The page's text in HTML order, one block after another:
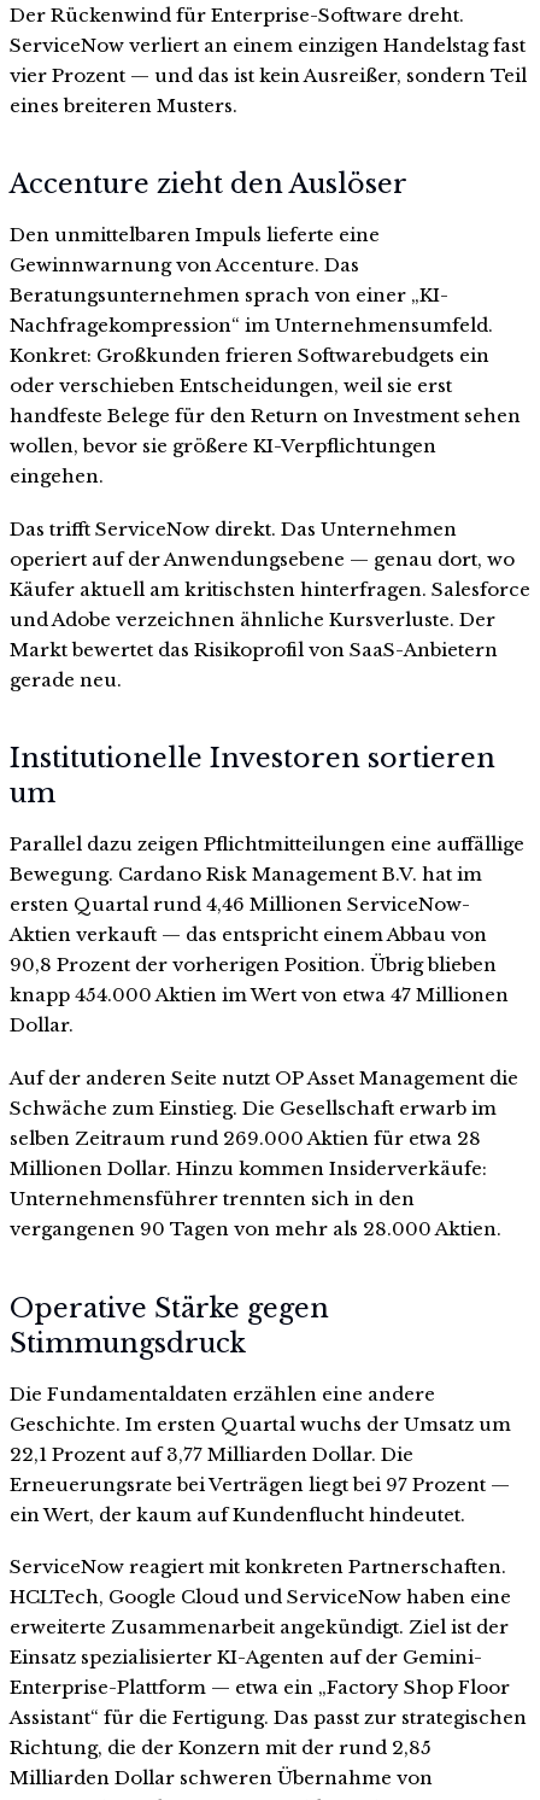
Der Rückenwind für Enterprise-Software dreht.
ServiceNow verliert an einem einzigen Handelstag fast
vier Prozent — und das ist kein Ausreißer, sondern Teil
eines breiteren Musters.
Accenture zieht den Auslöser
Den unmittelbaren Impuls lieferte eine
Gewinnwarnung von Accenture. Das
Beratungsunternehmen sprach von einer „KI-
Nachfragekompression“ im Unternehmensumfeld.
Konkret: Großkunden frieren Softwarebudgets ein
oder verschieben Entscheidungen, weil sie erst
handfeste Belege für den Return on Investment sehen
wollen, bevor sie größere KI-Verpflichtungen
eingehen.
Das trifft ServiceNow direkt. Das Unternehmen
operiert auf der Anwendungsebene — genau dort, wo
Käufer aktuell am kritischsten hinterfragen. Salesforce
und Adobe verzeichnen ähnliche Kursverluste. Der
Markt bewertet das Risikoprofil von SaaS-Anbietern
gerade neu.
Institutionelle Investoren sortieren
um
Parallel dazu zeigen Pflichtmitteilungen eine auffällige
Bewegung. Cardano Risk Management B.V. hat im
ersten Quartal rund 4,46 Millionen ServiceNow-
Aktien verkauft — das entspricht einem Abbau von
90,8 Prozent der vorherigen Position. Übrig blieben
knapp 454.000 Aktien im Wert von etwa 47 Millionen
Dollar.
Auf der anderen Seite nutzt OP Asset Management die
Schwäche zum Einstieg. Die Gesellschaft erwarb im
selben Zeitraum rund 269.000 Aktien für etwa 28
Millionen Dollar. Hinzu kommen Insiderverkäufe:
Unternehmensführer trennten sich in den
vergangenen 90 Tagen von mehr als 28.000 Aktien.
Operative Stärke gegen
Stimmungsdruck
Die Fundamentaldaten erzählen eine andere
Geschichte. Im ersten Quartal wuchs der Umsatz um
22,1 Prozent auf 3,77 Milliarden Dollar. Die
Erneuerungsrate bei Verträgen liegt bei 97 Prozent —
ein Wert, der kaum auf Kundenflucht hindeutet.
ServiceNow reagiert mit konkreten Partnerschaften.
HCLTech, Google Cloud und ServiceNow haben eine
erweiterte Zusammenarbeit angekündigt. Ziel ist der
Einsatz spezialisierter KI-Agenten auf der Gemini-
Enterprise-Plattform — etwa ein „Factory Shop Floor
Assistant“ für die Fertigung. Das passt zur strategischen
Richtung, die der Konzern mit der rund 2,85
Milliarden Dollar schweren Übernahme von